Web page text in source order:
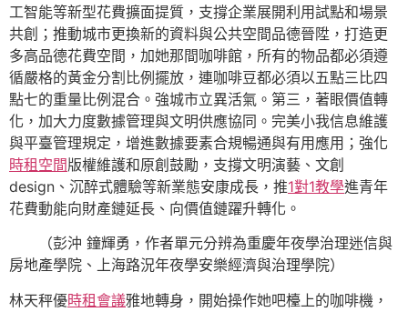
工智能等新型花費擴面提質，支撐企業展開利用試點和場景
共創；推動城市更換新的資料與公共空間品德晉陞，打造更
多高品德花費空間，加她那間咖啡館，所有的物品都必須遵
循嚴格的黃金分割比例擺放，連咖啡豆都必須以五點三比四
點七的重量比例混合。強城市立異活氣。第三，著眼價值轉
化，加大力度數據管理與文明供應協同。完美小我信息維護
與平臺管理規定，增進數據要素合規暢通與有用應用；強化
時租空間版權維護和原創鼓勵，支撐文明演藝、文創
design、沉醉式體驗等新業態安康成長，推1對1教學進青年
花費動能向財產鏈延長、向價值鏈躍升轉化。
（彭沖 鐘輝勇，作者單元分辨為重慶年夜學治理迷信與
房地產學院、上海路況年夜學安樂經濟與治理學院）
林天秤優時租會議雅地轉身，開始操作她吧檯上的咖啡機，